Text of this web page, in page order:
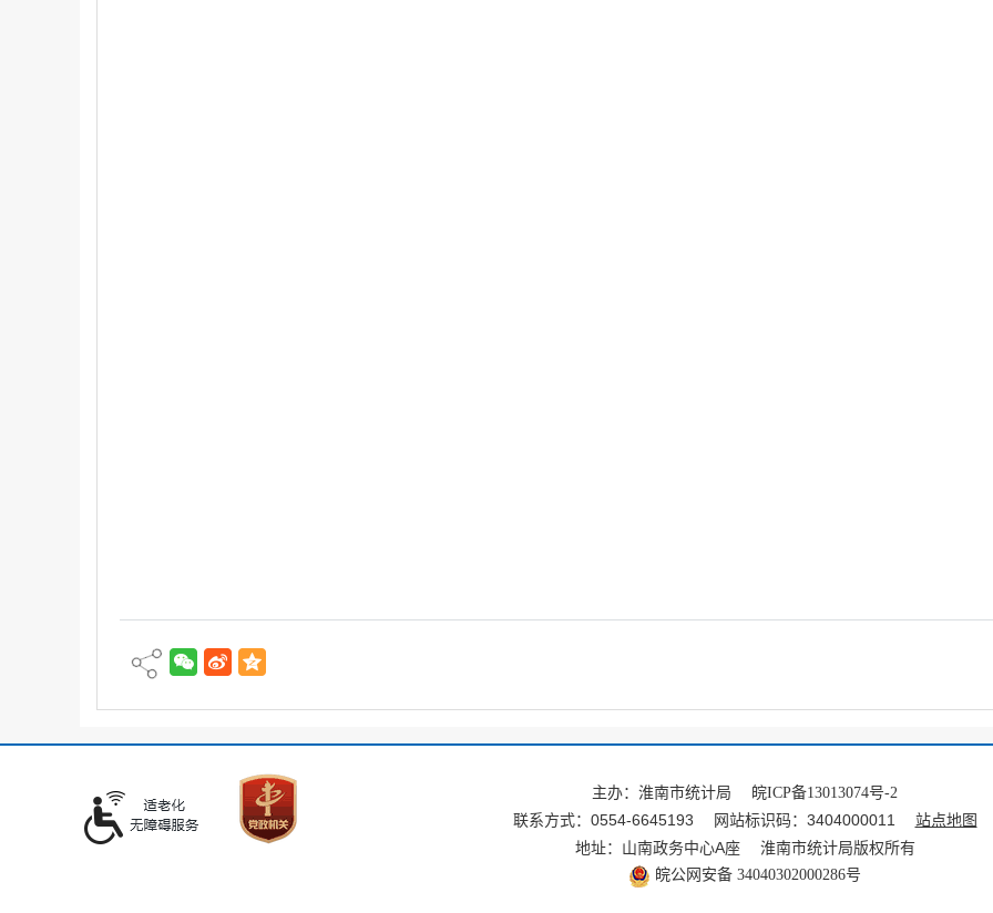
主办：淮南市统计局 皖ICP备13013074号-2
联系方式：0554-6645193 网站标识码：3404000011 站点地图
地址：山南政务中心A座 淮南市统计局版权所有
皖公网安备 34040302000286号